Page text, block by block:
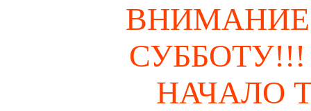
ВНИМАНИЕ
СУББОТУ!!!
НАЧАЛО